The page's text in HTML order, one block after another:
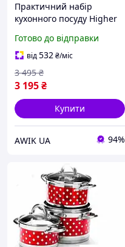
Практичний набір
кухонного посуду Higher
каструль та сковорідка
гриль + силіконове
приладдя
Готово до відправки
від532₴/міс
3 195₴
3 495 ₴
Купити
АWIK UA 94%